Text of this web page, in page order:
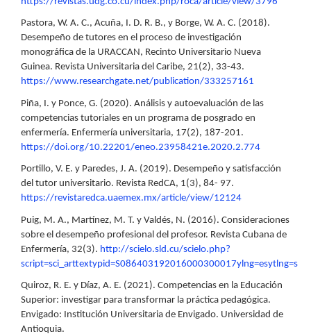
Pastora, W. A. C., Acuña, I. D. R. B., y Borge, W. A. C. (2018).
Desempeño de tutores en el proceso de investigación
monográfica de la URACCAN, Recinto Universitario Nueva
Guinea. Revista Universitaria del Caribe, 21(2), 33-43.
https://www.researchgate.net/publication/333257161
Piña, I. y Ponce, G. (2020). Análisis y autoevaluación de las
competencias tutoriales en un programa de posgrado en
enfermería. Enfermería universitaria, 17(2), 187-201.
https://doi.org/10.22201/eneo.23958421e.2020.2.774
Portillo, V. E. y Paredes, J. A. (2019). Desempeño y satisfacción
del tutor universitario. Revista RedCA, 1(3), 84- 97.
https://revistaredca.uaemex.mx/article/view/12124
Puig, M. A., Martínez, M. T. y Valdés, N. (2016). Consideraciones
sobre el desempeño profesional del profesor. Revista Cubana de
Enfermería, 32(3). http://scielo.sld.cu/scielo.php?
script=sci_arttextypid=S086403192016000300017ylng=esytlng=s
Quiroz, R. E. y Díaz, A. E. (2021). Competencias en la Educación
Superior: investigar para transformar la práctica pedagógica.
Envigado: Institución Universitaria de Envigado. Universidad de
Antioquia.